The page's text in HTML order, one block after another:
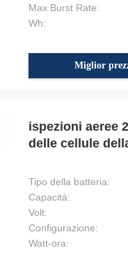
Max Burst Rate:
Wh:
Miglior
ispezioni aeree
delle cellule
Tipo della batteria:
Capacità:
Volt:
Configurazione:
Watt-ora: